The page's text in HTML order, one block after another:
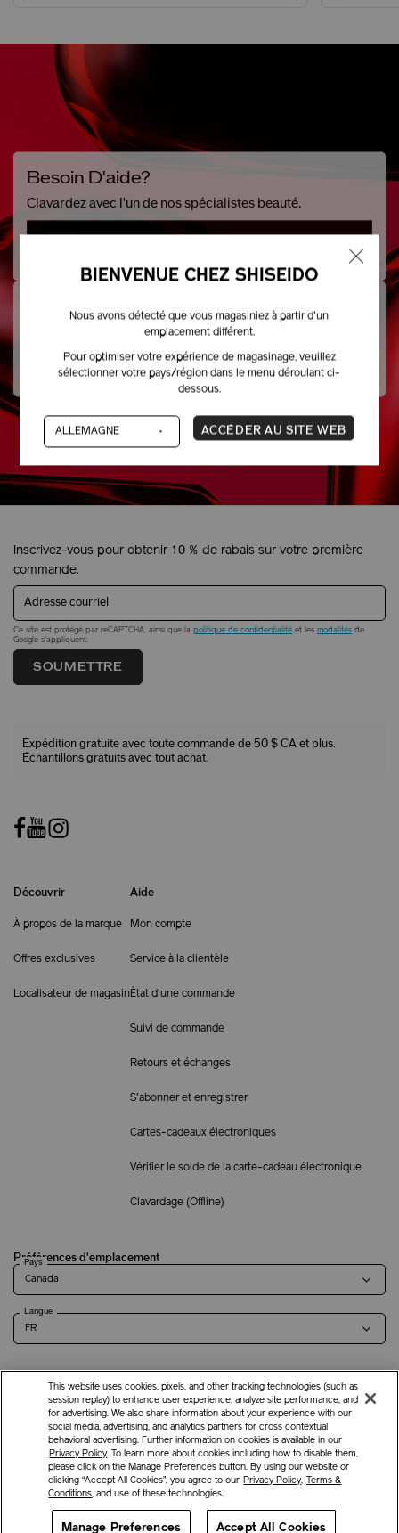
Besoin D'aide?
Clavardez avec l'un de nos spécialistes beauté.
Parlez-Nous
Vous ne trouvez pas ce dont vous avez besoin? Laissez-
nous vous aider.
1-866-877-6088
Inscrivez-vous pour obtenir 10 % de rabais sur votre première
commande.
Adresse courriel
Ce site est protégé par reCAPTCHA, ainsi que la politique de confidentialité et les modalités de
Google s'appliquent.
SOUMETTRE
Expédition gratuite avec toute commande de 50 $ CA et plus.
Échantillons gratuits avec tout achat.
Découvrir
À propos de la marque
Offres exclusives
Localisateur de magasin
Aide
Mon compte
Service à la clientèle
État d'une commande
Suivi de commande
Retours et échanges
S'abonner et enregistrer
Cartes-cadeaux électroniques
Vérifier le solde de la carte-cadeau électronique
Clavardage (Offline)
Préférences d'emplacement
Pays
Langue
Shiseido Co., Ltd. Tous droits réservés.
Politique de
confidentialité
Renseignements sur l'entreprise et
coordonnées
Carrières
Offres Obtenir de l'aide Services
This website uses cookies, pixels, and other tracking technologies (such as
session replay) to enhance user experience, analyze site performance, and
for advertising. We also share information about your experience with our
social media, advertising, and analytics partners for cross contextual
behavioral advertising. Further information on cookies is available in our
Privacy Policy. To learn more about cookies including how to disable them,
please click on the Manage Preferences button. By using our website or
clicking “Accept All Cookies”, you agree to our Privacy Policy,
Terms &
Conditions, and use of these technologies.
Manage Preferences Accept All Cookies
BIENVENUE CHEZ SHISEIDO
Nous avons détecté que vous magasiniez à partir d'un
emplacement différent.
Pour optimiser votre expérience de magasinage, veuillez
sélectionner votre pays/région dans le menu déroulant ci-
dessous.
ACCÉDER AU SITE WEB